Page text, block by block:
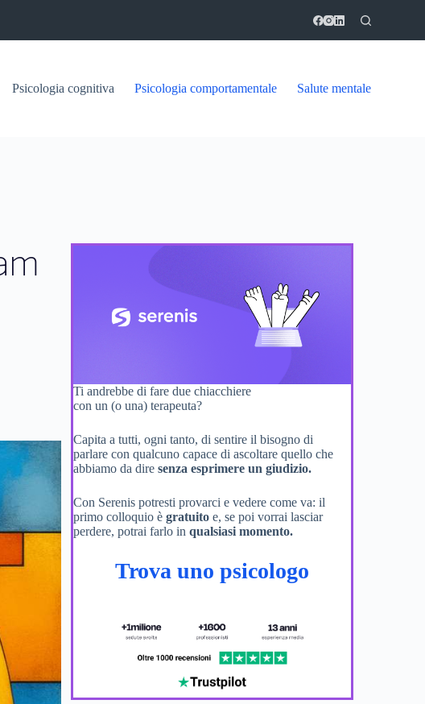
Psicologia cognitiva Psicologia comportamentale Salute mentale
Ti andrebbe di fare due chiacchiere
con un (o una) terapeuta?
Capita a tutti, ogni tanto, di sentire il bisogno di
parlare con qualcuno capace di ascoltare quello che
abbiamo da diresenza esprimere un giudizio.
Con Serenis potresti provarci e vedere come va: il
primo colloquio ègratuito e, se poi vorrai lasciar
perdere, potrai farlo inqualsiasi momento.
Trova uno psicologo